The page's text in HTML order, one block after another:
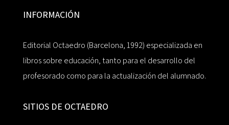
INFORMACIÓN
Editorial Octaedro (Barcelona, 1992) especializada en
libros sobre educación, tanto para el desarrollo del
profesorado como para la actualización del alumnado.
SITIOS DE OCTAEDRO